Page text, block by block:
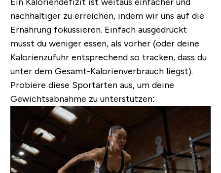
Ein Kaloriendefizit ist weitaus einfacher und
nachhaltiger zu erreichen, indem wir uns auf die
Ernährung fokussieren. Einfach ausgedrückt
musst du weniger essen, als vorher (oder deine
Kalorienzufuhr entsprechend so tracken, dass du
unter dem Gesamt-Kalorienverbrauch liegst).
Probiere diese Sportarten aus, um deine
Gewichtsabnahme zu unterstützen: